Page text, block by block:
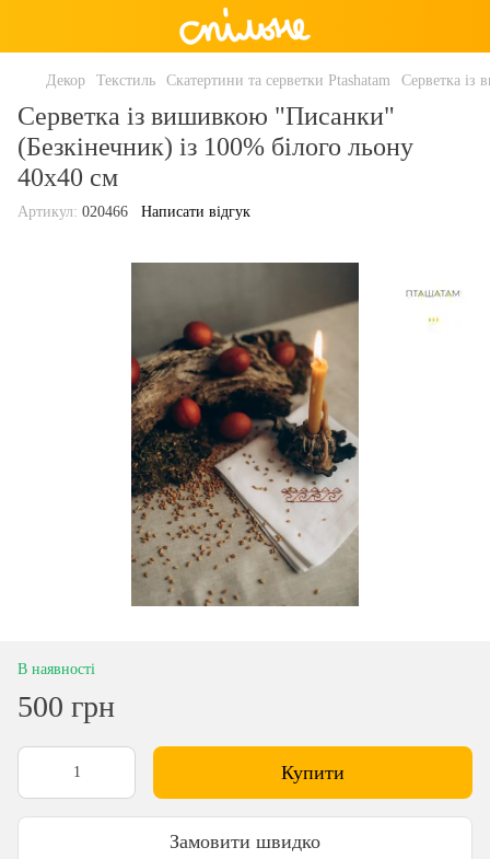
Декор Текстиль Скатертини та серветки Ptashatam Серветка із
Серветка із вишивкою "Писанки"
(Безкінечник) із 100% білого льону
40x40 см
Артикул: 020466 Написати відгук
В наявності
500 грн
Купити
Замовити швидко